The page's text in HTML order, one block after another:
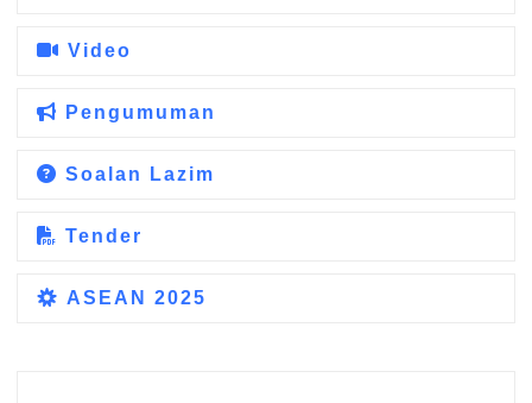
Video
Pengumuman
Soalan Lazim
Tender
ASEAN 2025